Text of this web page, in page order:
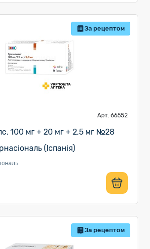
За рецептом
Арт. 66552
100 мг + 20 мг + 2,5 мг №28
(Іспанія)
За рецептом